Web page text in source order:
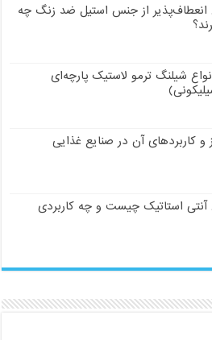
از جنس استیل ضد زنگ چه
شیلنگ ترمو لاستیک پارچه‌ای
و کاربردهای آن در صنایع غذایی
استاتیک چیست و چه کاربردی